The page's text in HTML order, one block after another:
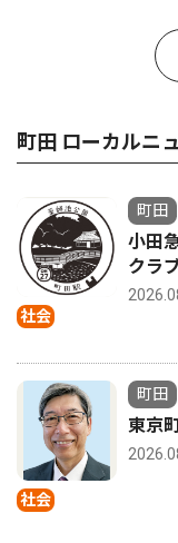
町田 ローカルニ
社会
町田
小田
クラ
社会
町田
東京